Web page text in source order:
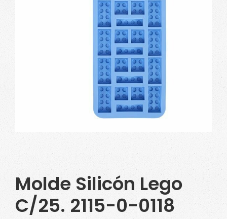
Molde Silicón Lego
C/25. 2115-0-0118